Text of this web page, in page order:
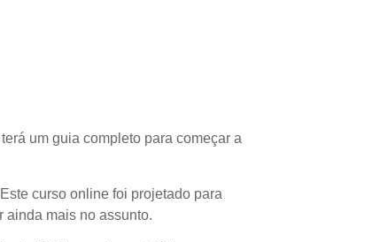
um guia completo para começar a
curso online foi projetado para
ainda mais no assunto.